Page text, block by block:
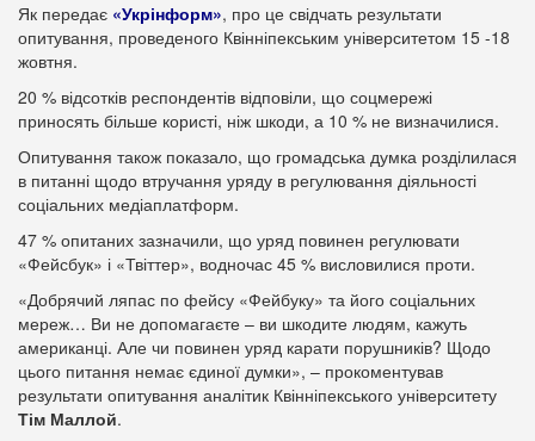
Як передає «Укрінформ», про це свідчать результати
опитування, проведеного Квінніпекським університетом 15 -18
жовтня.
20 % відсотків респондентів відповіли, що соцмережі
приносять більше користі, ніж шкоди, а 10 % не визначилися.
Опитування також показало, що громадська думка розділилася
в питанні щодо втручання уряду в регулювання діяльності
соціальних медіаплатформ.
47 % опитаних зазначили, що уряд повинен регулювати
«Фейсбук» і «Твіттер», водночас 45 % висловилися проти.
«Добрячий ляпас по фейсу «Фейбуку» та його соціальних
мереж… Ви не допомагаєте – ви шкодите людям, кажуть
американці. Але чи повинен уряд карати порушників? Щодо
цього питання немає єдиної думки», – прокоментував
результати опитування аналітик Квінніпекського університету
Тім Маллой.